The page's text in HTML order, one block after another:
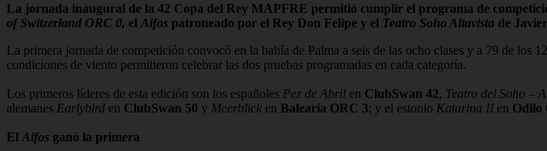
La jornada inaugural de la 42 Copa del Rey MAPFRE permitió cumplir el programa de
of Switzerland ORC 0, el Aifos patroneado por el Rey Don Felipe y el Teatro Soho Altavista de
La primera jornada de competición convocó en la bahía de Palma a seis de las ocho clases y a 79 de
condiciones de viento permitieron celebrar las dos pruebas programadas en cada categoría.
Los primeros líderes de esta edición son los españoles Pez de Abril en ClubSwan 42, Teatro del Soho –
alemanes Earlybird en ClubSwan 50 y Meerblick en Balearia ORC 3; y el estonio Katarina II en Odilo
El Aifos ganó la primera